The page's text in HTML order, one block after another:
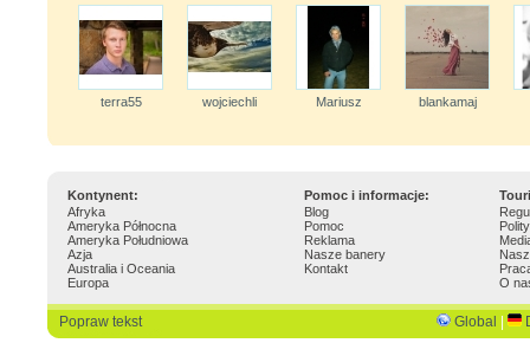
terra55 wojciechli Mariusz blankamaj
Kontynent: Pomoc i informacje:
Afryka
Ameryka Północna
Ameryka Południowa
Azja
Australia i Oceania
Europa
Blog
Pomoc
Reklama
Nasze banery
Kontakt
O
Popraw tekst Global